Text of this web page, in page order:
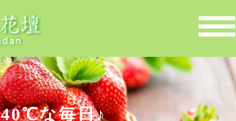
40℃な毎日♪